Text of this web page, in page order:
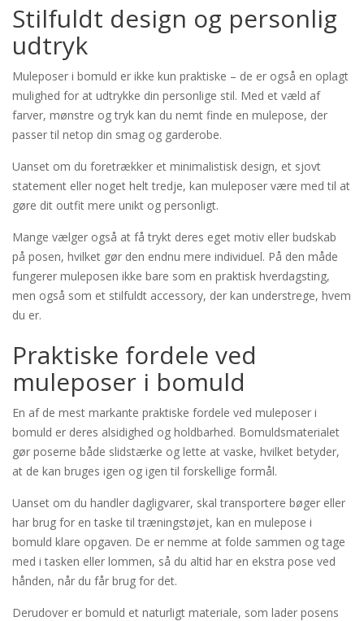
Stilfuldt design og personlig
udtryk
Muleposer i bomuld er ikke kun praktiske – de er også en oplagt
mulighed for at udtrykke din personlige stil. Med et væld af
farver, mønstre og tryk kan du nemt finde en mulepose, der
passer til netop din smag og garderobe.
Uanset om du foretrækker et minimalistisk design, et sjovt
statement eller noget helt tredje, kan muleposer være med til at
gøre dit outfit mere unikt og personligt.
Mange vælger også at få trykt deres eget motiv eller budskab
på posen, hvilket gør den endnu mere individuel. På den måde
fungerer muleposen ikke bare som en praktisk hverdagsting,
men også som et stilfuldt accessory, der kan understrege, hvem
du er.
Praktiske fordele ved
muleposer i bomuld
En af de mest markante praktiske fordele ved muleposer i
bomuld er deres alsidighed og holdbarhed. Bomuldsmaterialet
gør poserne både slidstærke og lette at vaske, hvilket betyder,
at de kan bruges igen og igen til forskellige formål.
Uanset om du handler dagligvarer, skal transportere bøger eller
har brug for en taske til træningstøjet, kan en mulepose i
bomuld klare opgaven. De er nemme at folde sammen og tage
med i tasken eller lommen, så du altid har en ekstra pose ved
hånden, når du får brug for det.
Derudover er bomuld et naturligt materiale, som lader posens